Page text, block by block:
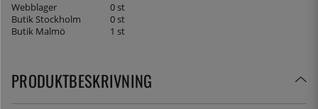
Webblager
0 st
Butik Stockholm
0 st
Butik Malmö
1 st
PRODUKTBESKRIVNING